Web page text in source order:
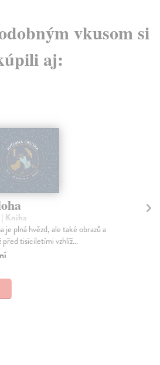
vkusom si
aj:
| Kniha
je plná hvězd, ale také obrazů a
tisíciletími vzhlíž...